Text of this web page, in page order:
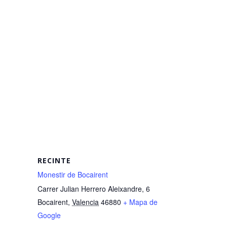
RECINTE
Monestir de Bocairent
Carrer Julian Herrero Aleixandre, 6
Bocairent, Valencia 46880 + Mapa de
Google